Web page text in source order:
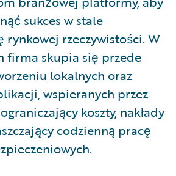
sukces w stale
rynkowej rzeczywistości. W
firma skupia się przede
lokalnych oraz
wspieranych przez
koszty, nakłady
codzienną pracę